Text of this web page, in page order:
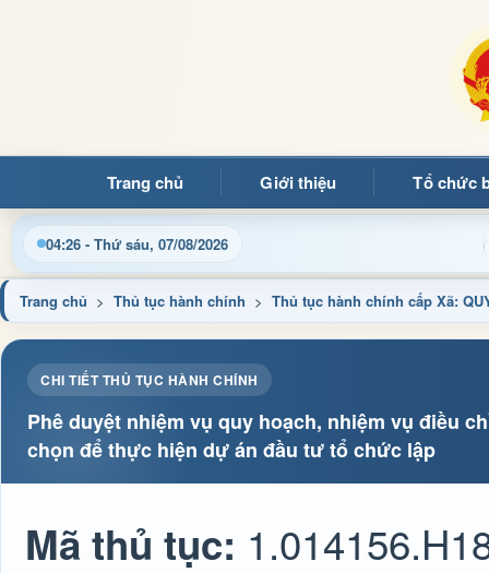
Trang chủ Giới thiệu Tổ chức
04:26 - Thứ sáu, 07/08/2026
quý bạn đọc đến với Trang thông tin điện tử xã Mường
Trang chủ > Thủ tục hành chính > Thủ tục hành chính cấp Xã:
CHI TIẾT THỦ TỤC HÀNH CHÍNH
Phê duyệt nhiệm vụ quy hoạch, nhiệm vụ điều
chọn để thực hiện dự án đầu tư tổ chức lập
Mã thủ tục: